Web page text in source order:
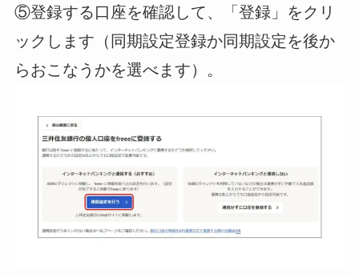
⑤登録する口座を確認して、「登録」をクリ
ックします（同期設定登録か同期設定を後か
らおこなうかを選べます）。